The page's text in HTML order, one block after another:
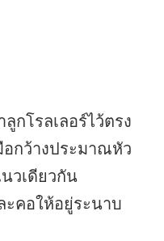
กโรลเลอร์ไว้ตรง
อกว้างประมาณหัว
วเดียวกัน
ะคอให้อยู่ระนาบ